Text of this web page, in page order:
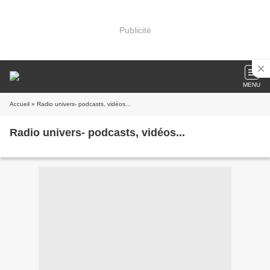
Publicité
MENU
Accueil » Radio univers- podcasts, vidéos...
Radio univers- podcasts, vidéos...